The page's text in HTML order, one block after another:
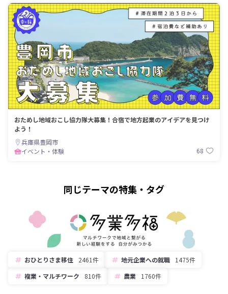
おためし地域おこし協力隊大募集！合宿で地方起業のアイデアを見つけ
よう！
兵庫県豊岡市
イベント・体験
68
同じテーマの特集・タグ
おひとりさま移住 2461件 地元企業への就職
1475件
複業・マルチワーク
810件 農業 1760件